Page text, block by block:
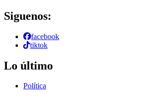
Siguenos:
facebook
tiktok
Lo último
Política